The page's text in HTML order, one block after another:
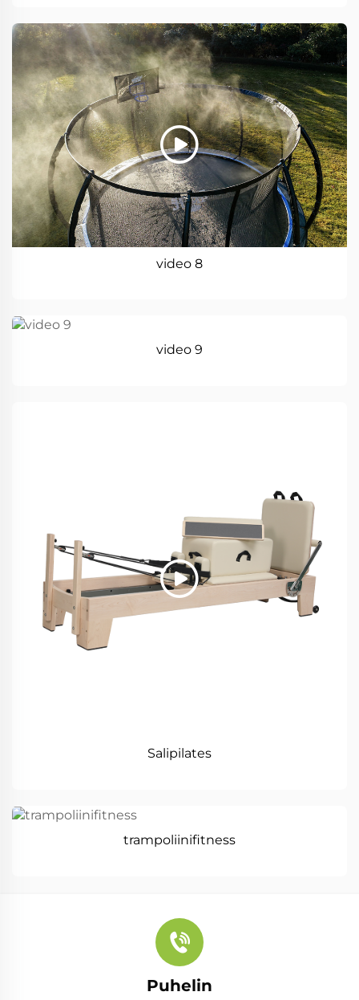
video 8
video 9
Salipilates
trampoliinifitness
Puhelin